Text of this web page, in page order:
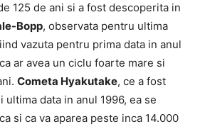
125 de ani si a fost descoperita in
Bopp, observata pentru ultima
vazuta pentru prima data in anul
ar avea un ciclu foarte mare si
Cometa Hyakutake, ce a fost
data in anul 1996, ea se
si ca va aparea peste inca 14.000